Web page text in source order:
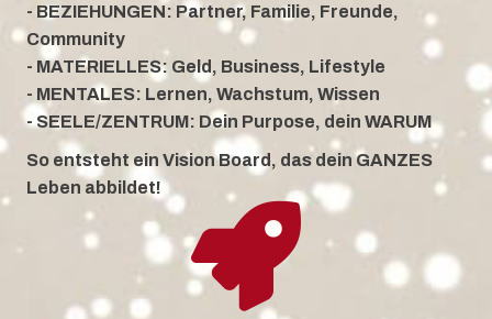
- BEZIEHUNGEN: Partner, Familie, Freunde,
Community
- MATERIELLES: Geld, Business, Lifestyle
- MENTALES: Lernen, Wachstum, Wissen
- SEELE/ZENTRUM: Dein Purpose, dein WARUM
So entsteht ein Vision Board, das dein GANZES
Leben abbildet!